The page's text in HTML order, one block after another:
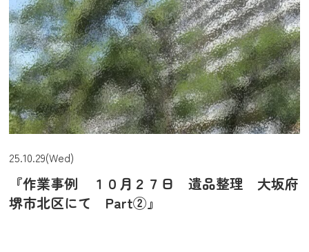
25.10.29(Wed)
『作業事例 １０月２７日 遺品整理 大坂府
堺市北区にて Part②』